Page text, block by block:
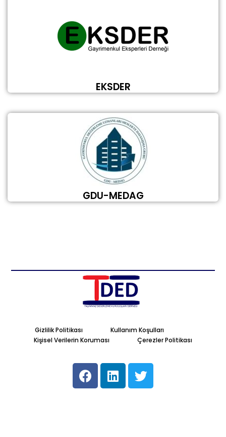
EKSDER
GDU-MEDAG
Gizlilik Politikası
Kullanım Koşulları
Kişisel Verilerin Koruması
Çerezler Politikası